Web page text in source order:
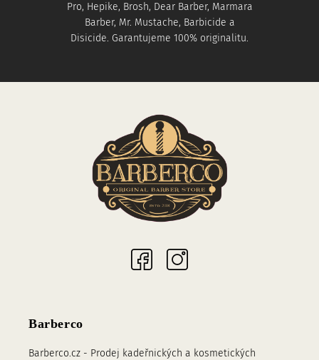
Pro, Hepike, Brosh, Dear Barber, Marmara
Barber, Mr. Mustache, Barbicide a
Disicide. Garantujeme 100% originalitu.
Barberco
Barberco.cz - Prodej kadeřnických a kosmetických